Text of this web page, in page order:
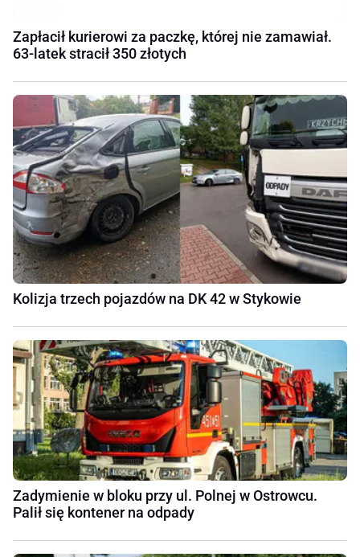
Zapłacił kurierowi za paczkę, której nie zamawiał.
63-latek stracił 350 złotych
Kolizja trzech pojazdów na DK 42 w Stykowie
Zadymienie w bloku przy ul. Polnej w Ostrowcu.
Palił się kontener na odpady